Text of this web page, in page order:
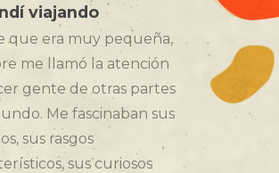
viajando
que era muy pequeña,
me llamó la atención
gente de otras partes
Me fascinaban sus
sus rasgos
sus curiosos